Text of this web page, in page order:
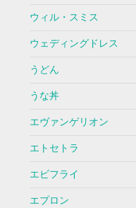
ウィル・スミス
ウェディングドレス
うどん
うな丼
エヴァンゲリオン
エトセトラ
エビフライ
エプロン